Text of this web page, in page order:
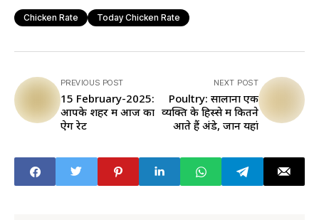
Chicken Rate Today Chicken Rate
PREVIOUS POST
15 February-2025:
आपके शहर में आज का
ऐग रेट
NEXT POST
Poultry: सालाना एक
व्यक्ति के हिस्से में कितने
आते हैं अंडे, जानें यहां